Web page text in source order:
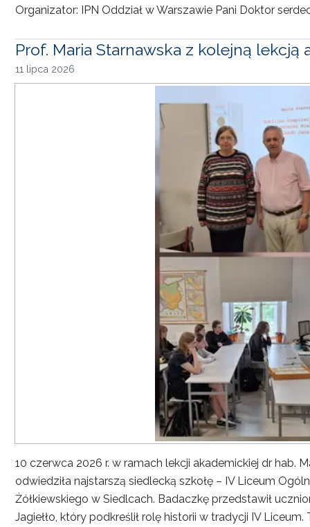
Organizator: IPN Oddział w Warszawie Pani Doktor
Prof. Maria Starnawska z kolejną lekcją
11 lipca 2026
10 czerwca 2026 r. w ramach lekcji akademickiej dr hab.
odwiedziła najstarszą siedlecką szkołę – IV Liceum
Żółkiewskiego w Siedlcach. Badaczkę przedstawił
Jagiełło, który podkreślił rolę historii w tradycji IV